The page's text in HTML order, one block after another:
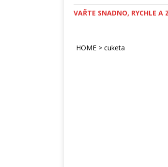
VAŘTE SNADNO, RYCHLE A
HOME > cuketa